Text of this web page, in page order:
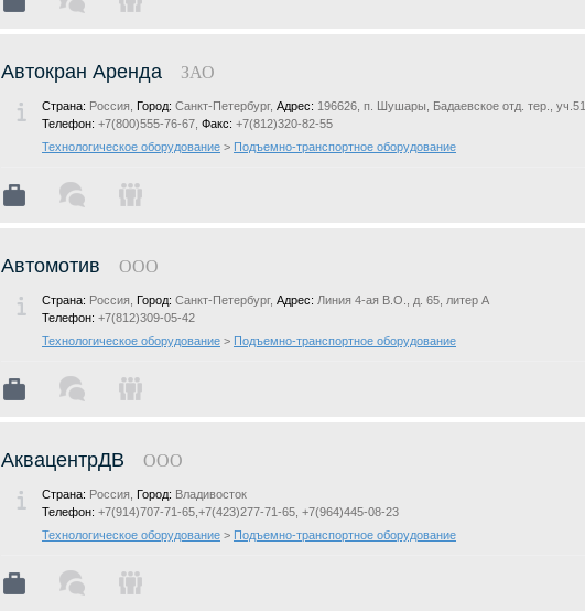
Автокран Аренда ЗАО
Страна: Россия, Город: Санкт-Петербург, Адрес: 196626, п. Шушары, Бадаевское отд. тер., уч.51,
Телефон: +7(800)555-76-67, Факс: +7(812)320-82-55
Технологическое оборудование > Подъемно-транспортное оборудование
Автомотив ООО
Страна: Россия, Город: Санкт-Петербург, Адрес: Линия 4-ая В.О., д. 65, литер А
Телефон: +7(812)309-05-42
Технологическое оборудование > Подъемно-транспортное оборудование
АквацентрДВ ООО
Страна: Россия, Город: Владивосток
Телефон: +7(914)707-71-65,+7(423)277-71-65, +7(964)445-08-23
Технологическое оборудование > Подъемно-транспортное оборудование